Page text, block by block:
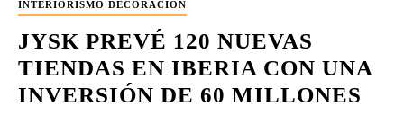
INTERIORISMO DECORACIÓN
JYSK PREVÉ 120 NUEVAS
TIENDAS EN IBERIA CON UNA
INVERSIÓN DE 60 MILLONES